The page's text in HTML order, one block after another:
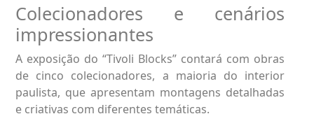
Colecionadores e cenários
impressionantes
A exposição do “Tivoli Blocks” contará com obras
de cinco colecionadores, a maioria do interior
paulista, que apresentam montagens detalhadas
e criativas com diferentes temáticas.